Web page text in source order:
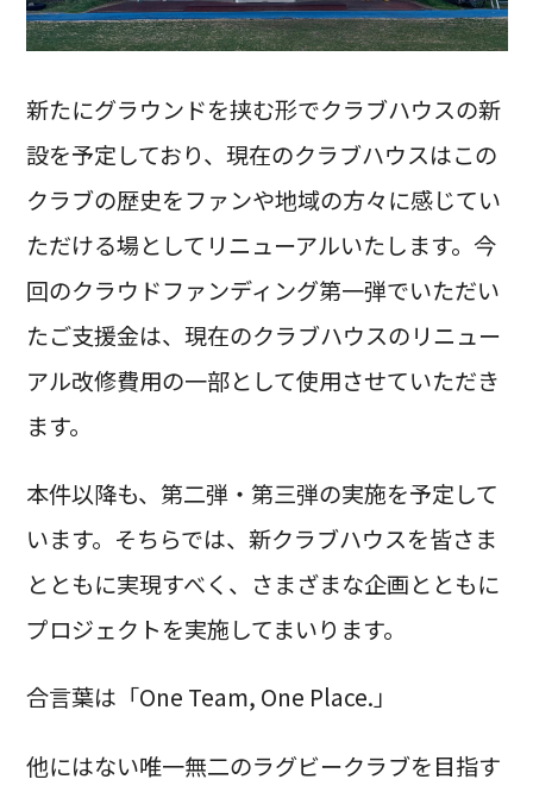
新たにグラウンドを挟む形でクラブハウスの新
設を予定しており、現在のクラブハウスはこの
クラブの歴史をファンや地域の方々に感じてい
ただける場としてリニューアルいたします。今
回のクラウドファンディング第一弾でいただい
たご支援金は、現在のクラブハウスのリニュー
アル改修費用の一部として使用させていただき
ます。
本件以降も、第二弾・第三弾の実施を予定して
います。そちらでは、新クラブハウスを皆さま
とともに実現すべく、さまざまな企画とともに
プロジェクトを実施してまいります。
合言葉は「One Team, One Place.」
他にはない唯一無二のラグビークラブを目指す